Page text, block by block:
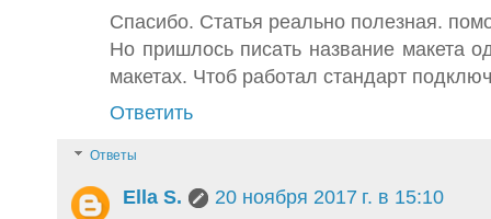
Спасибо. Статья реально полезная.
Но пришлось писать название макета
макетах. Чтоб работал стандарт
Ответить
Ответы
Ella S.
20 ноября 2017 г. в 15:10